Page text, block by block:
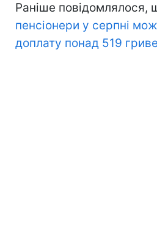
Раніше повідомлялося,
пенсіонери у серпні
доплату понад 519